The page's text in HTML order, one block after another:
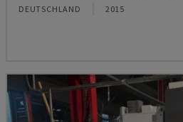
DEUTSCHLAND 2015